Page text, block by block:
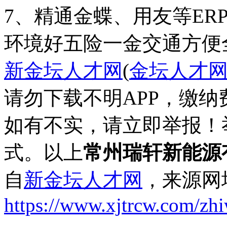
7、精通金蝶、用友等
环境好五险一金交通方便
新金坛人才网(金坛人才
请勿下载不明APP，缴
如有不实，请立即举报
式。以上常州瑞轩新能
自新金坛人才网 ，来源
https://www.xjtrcw.com/